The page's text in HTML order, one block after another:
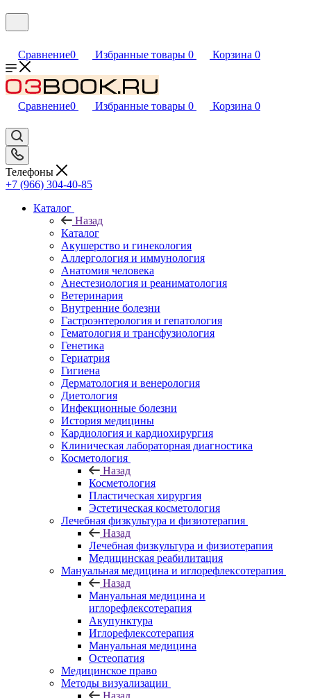
Сравнение0 Избранные товары 0 Корзина 0
Сравнение0 Избранные товары 0 Корзина 0
Телефоны
+7 (966) 304-40-85
Каталог
Назад
Каталог
Акушерство и гинекология
Аллергология и иммунология
Анатомия человека
Анестезиология и реаниматология
Ветеринария
Внутренние болезни
Гастроэнтерология и гепатология
Гематология и трансфузиология
Генетика
Гериатрия
Гигиена
Дерматология и венерология
Диетология
Инфекционные болезни
История медицины
Кардиология и кардиохирургия
Клиническая лабораторная диагностика
Косметология
Назад
Косметология
Пластическая хирургия
Эстетическая косметология
Лечебная физкультура и физиотерапия
Назад
Лечебная физкультура и физиотерапия
Медицинская реабилитация
Мануальная медицина и иглорефлексотерапия
Назад
Мануальная медицина и
иглорефлексотерапия
Акупунктура
Иглорефлексотерапия
Мануальная медицина
Остеопатия
Медицинское право
Методы визуализации
Назад